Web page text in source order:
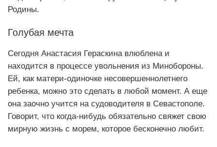
Родины.
Голубая мечта
Сегодня Анастасия Гераскина влюблена и
находится в процессе увольнения из Минобороны.
Ей, как матери-одиночке несовершеннолетнего
ребенка, можно это сделать в любой момент. А еще
она заочно учится на судоводителя в Севастополе.
Говорит, что когда-нибудь обязательно свяжет свою
мирную жизнь с морем, которое бесконечно любит.